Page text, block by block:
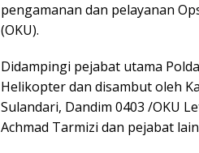
pengamanan dan pelayanan
(OKU).
Didampingi pejabat utama
Helikopter dan disambut oleh
Sulandari, Dandim 0403 /OKU
Achmad Tarmizi dan pejabat